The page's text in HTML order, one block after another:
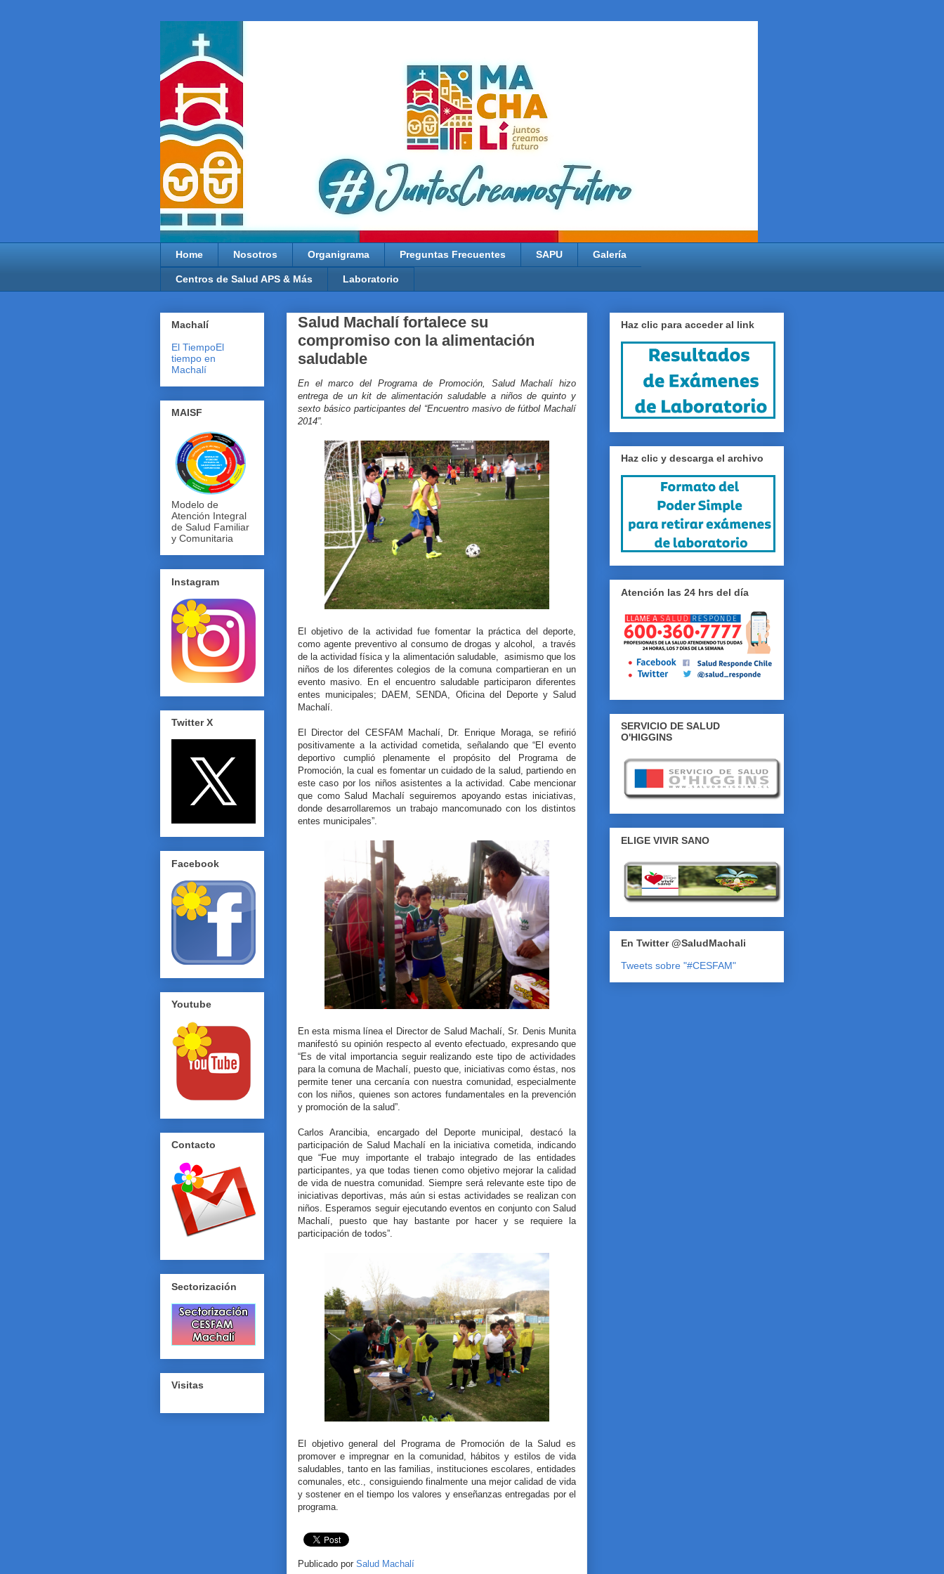
Home Nosotros Organigrama Preguntas Frecuentes SAPU Galería
Centros de Salud APS & Más Laboratorio
Salud Machalí fortalece su
compromiso con la alimentación
saludable
En el marco del Programa de Promoción, Salud Machalí hizo
entrega de un kit de alimentación saludable a niños de quinto y
sexto básico participantes del “Encuentro masivo de fútbol Machalí
2014”.
El objetivo de la actividad fue fomentar la práctica del deporte,
como agente preventivo al consumo de drogas y alcohol, a través
de la actividad física y la alimentación saludable, asimismo que los
niños de los diferentes colegios de la comuna compartieran en un
evento masivo. En el encuentro saludable participaron diferentes
entes municipales; DAEM, SENDA, Oficina del Deporte y Salud
Machalí.
El Director del CESFAM Machalí, Dr. Enrique Moraga, se refirió
positivamente a la actividad cometida, señalando que “El evento
deportivo cumplió plenamente el propósito del Programa de
Promoción, la cual es fomentar un cuidado de la salud, partiendo en
este caso por los niños asistentes a la actividad. Cabe mencionar
que como Salud Machalí seguiremos apoyando estas iniciativas,
donde desarrollaremos un trabajo mancomunado con los distintos
entes municipales”.
En esta misma línea el Director de Salud Machalí, Sr. Denis Munita
manifestó su opinión respecto al evento efectuado, expresando que
“Es de vital importancia seguir realizando este tipo de actividades
para la comuna de Machalí, puesto que, iniciativas como éstas, nos
permite tener una cercanía con nuestra comunidad, especialmente
con los niños, quienes son actores fundamentales en la prevención
y promoción de la salud”.
Carlos Arancibia, encargado del Deporte municipal, destacó la
participación de Salud Machalí en la iniciativa cometida, indicando
que “Fue muy importante el trabajo integrado de las entidades
participantes, ya que todas tienen como objetivo mejorar la calidad
de vida de nuestra comunidad. Siempre será relevante este tipo de
iniciativas deportivas, más aún si estas actividades se realizan con
niños. Esperamos seguir ejecutando eventos en conjunto con Salud
Machalí, puesto que hay bastante por hacer y se requiere la
participación de todos”.
El objetivo general del Programa de Promoción de la Salud es
promover e impregnar en la comunidad, hábitos y estilos de vida
saludables, tanto en las familias, instituciones escolares, entidades
comunales, etc., consiguiendo finalmente una mejor calidad de vida
y sostener en el tiempo los valores y enseñanzas entregadas por el
programa.
Publicado por Salud Machalí
Machalí
El TiempoEl
tiempo en
Machalí
MAISF
Modelo de
Atención Integral
de Salud Familiar
y Comunitaria
Instagram
Twitter X
Facebook
Youtube
Contacto
Sectorización
Visitas
Haz clic para acceder al link
Haz clic y descarga el archivo
Atención las 24 hrs del día
SERVICIO DE SALUD
O'HIGGINS
ELIGE VIVIR SANO
En Twitter @SaludMachali
Tweets sobre "#CESFAM"